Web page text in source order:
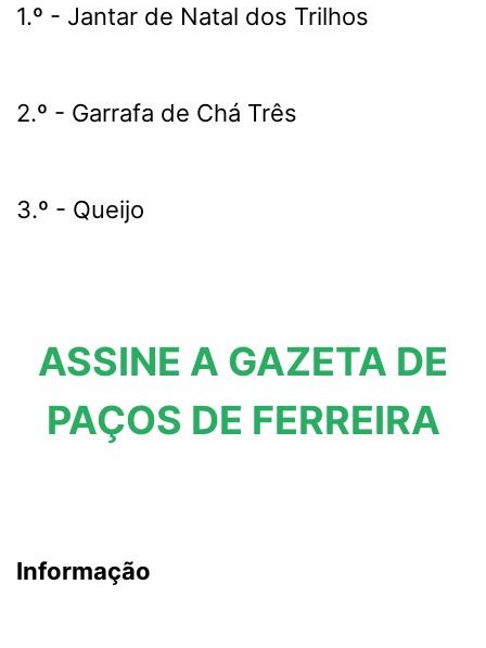
1.º - Jantar de Natal dos Trilhos
2.º - Garrafa de Chá Três
3.º - Queijo
ASSINE A GAZETA DE
PAÇOS DE FERREIRA
Informação